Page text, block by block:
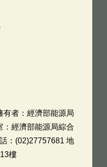
有者：經濟部能源局
：經濟部能源局綜合
：(02)27757681 地
樓